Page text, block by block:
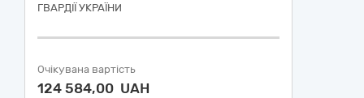
ГВАРДІЇ УКРАЇНИ
Очікувана вартість
124 584,00 UAH